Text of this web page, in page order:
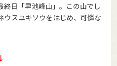
終日「早池峰山」。この山でし
ウスユキソウをはじめ、可憐な